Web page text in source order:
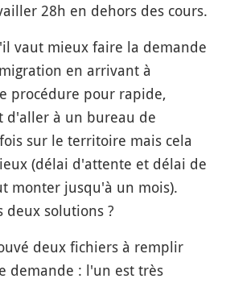
28h en dehors des cours.
vaut mieux faire la demande
en arrivant à
procédure pour rapide,
d'aller à un bureau de
sur le territoire mais cela
(délai d'attente et délai de
monter jusqu'à un mois).
deux solutions ?
deux fichiers à remplir
demande : l'un est très